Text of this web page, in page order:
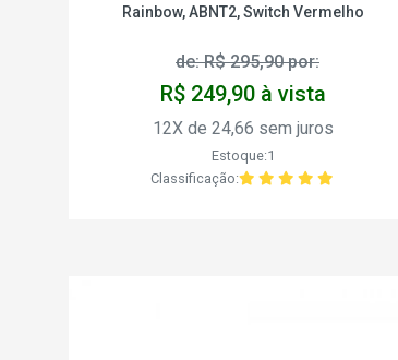
Rainbow, ABNT2, Switch Vermelho
de: R$ 295,90 por:
R$ 249,90 à vista
12X de 24,66 sem juros
Estoque:1
Classificação: